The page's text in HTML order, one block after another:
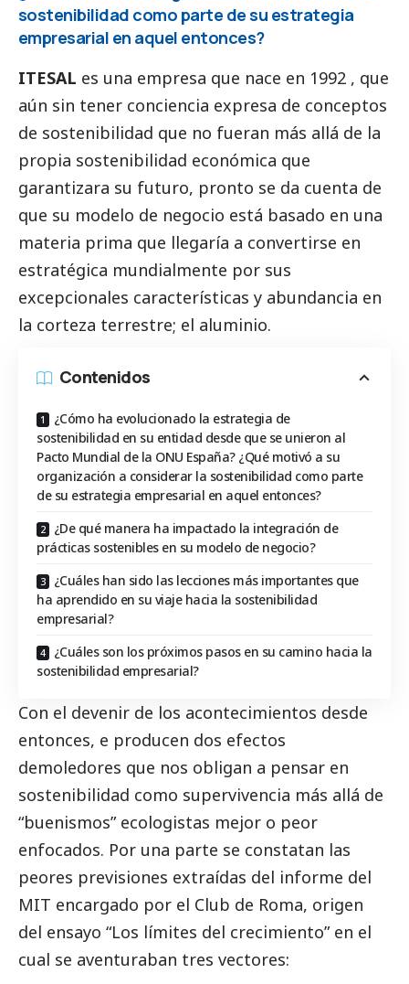
sostenibilidad como parte de su estrategia
empresarial en aquel entonces?
ITESAL es una empresa que nace en 1992 , que
aún sin tener conciencia expresa de conceptos
de sostenibilidad que no fueran más allá de la
propia sostenibilidad económica que
garantizara su futuro, pronto se da cuenta de
que su modelo de negocio está basado en una
materia prima que llegaría a convertirse en
estratégica mundialmente por sus
excepcionales características y abundancia en
la corteza terrestre; el aluminio.
Contenidos
¿Cómo ha evolucionado la estrategia de
sostenibilidad en su entidad desde que se unieron al
Pacto Mundial de la ONU España? ¿Qué motivó a su
organización a considerar la sostenibilidad como parte
de su estrategia empresarial en aquel entonces?
¿De qué manera ha impactado la integración de
prácticas sostenibles en su modelo de negocio?
¿Cuáles han sido las lecciones más importantes que
ha aprendido en su viaje hacia la sostenibilidad
empresarial?
¿Cuáles son los próximos pasos en su camino hacia la
sostenibilidad empresarial?
Con el devenir de los acontecimientos desde
entonces, e producen dos efectos
demoledores que nos obligan a pensar en
sostenibilidad como supervivencia más allá de
“buenismos” ecologistas mejor o peor
enfocados. Por una parte se constatan las
peores previsiones extraídas del informe del
MIT encargado por el Club de Roma, origen
del ensayo “Los límites del crecimiento” en el
cual se aventuraban tres vectores: